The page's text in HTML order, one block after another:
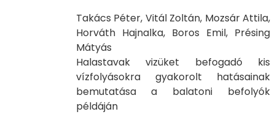
Takács Péter, Vitál Zoltán, Mozsár Attila,
Horváth Hajnalka, Boros Emil, Présing
Mátyás
Halastavak vizüket befogadó kis
vízfolyásokra gyakorolt hatásainak
bemutatása a balatoni befolyók
példáján